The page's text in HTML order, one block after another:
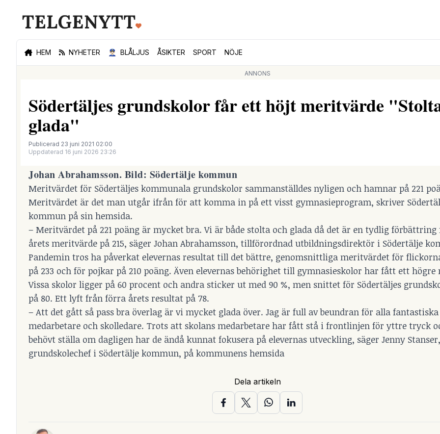
HEM NYHETER 👮🏻‍♂️ BLÅLJUS ÅSIKTER SPORT NÖJE
ANNONS
Södertäljes grundskolor får ett höjt meritvärde
glada"
Publicerad 23 juni 2021 02:00
Uppdaterad 16 juni 2026 23:26
Johan Abrahamsson. Bild: Södertälje kommun
Meritvärdet för Södertäljes kommunala grundskolor sammanställdes nyligen och hamnar på 221
Meritvärdet är det man utgår ifrån för att komma in på ett visst gymnasieprogram, skriver
kommun på sin hemsida.
– Meritvärdet på 221 poäng är mycket bra. Vi är både stolta och glada då det är en tydlig
årets meritvärde på 215, säger Johan Abrahamsson, tillförordnad utbildningsdirektör i Södertälje
Pandemin tros ha påverkat elevernas resultat till det bättre, genomsnittliga meritvärdet för
på 233 och för pojkar på 210 poäng. Även elevernas behörighet till gymnasieskolor har fått ett högre
Vissa skolor ligger på 60 procent och andra sticker ut med 90 %, men snittet för Södertäljes
på 80. Ett lyft från förra årets resultat på 78.
– Att det gått så pass bra överlag är vi mycket glada över. Jag är full av beundran för alla fantastiska
medarbetare och skolledare. Trots att skolans medarbetare har fått stå i frontlinjen för yttre tryck
behövt ställa om dagligen har de ändå kunnat fokusera på elevernas utveckling, säger Jenny Stanser,
grundskolechef i Södertälje kommun, på kommunens hemsida
Dela artikeln